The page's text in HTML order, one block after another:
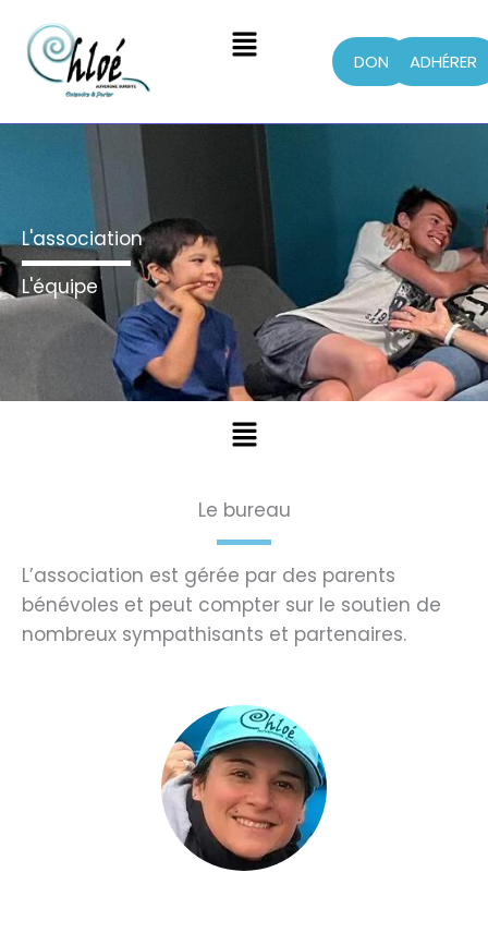
Menu
DON ADHÉRER
L'association
L'équipe
Menu
Le bureau
L’association est gérée par des parents
bénévoles et peut compter sur le soutien de
nombreux sympathisants et partenaires.